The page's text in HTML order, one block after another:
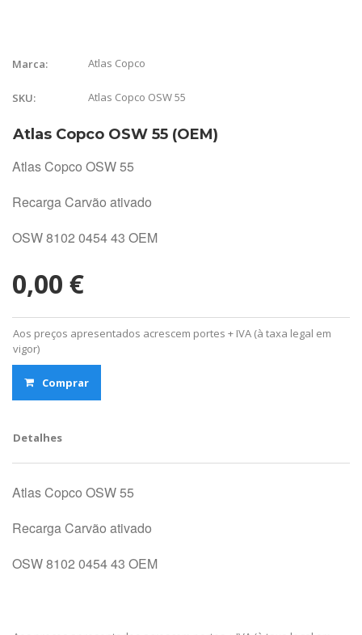
Marca: Atlas Copco
SKU: Atlas Copco OSW 55
Atlas Copco OSW 55 (OEM)
Atlas Copco OSW 55
Recarga Carvão ativado
OSW 8102 0454 43 OEM
0,00 €
Aos preços apresentados acrescem portes + IVA (à taxa legal em
vigor)
Comprar
Detalhes
Atlas Copco OSW 55
Recarga Carvão ativado
OSW 8102 0454 43 OEM